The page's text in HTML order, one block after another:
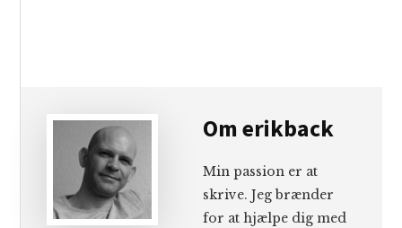
Omerikback
Min passion er at
skrive. Jeg brænder
for at hjælpe dig med